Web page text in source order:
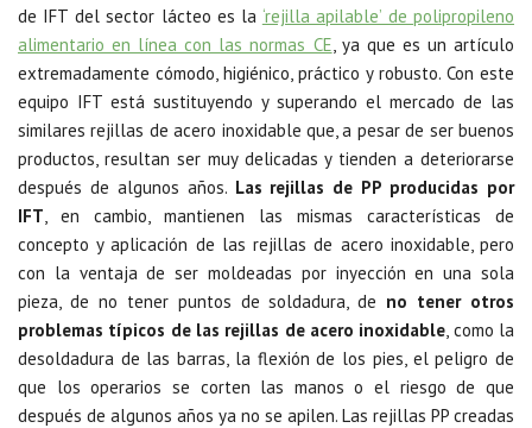
de IFT del sector lácteo es la ‘rejilla apilable’ de polipropileno
alimentario en línea con las normas CE, ya que es un artículo
extremadamente cómodo, higiénico, práctico y robusto. Con este
equipo IFT está sustituyendo y superando el mercado de las
similares rejillas de acero inoxidable que, a pesar de ser buenos
productos, resultan ser muy delicadas y tienden a deteriorarse
después de algunos años. Las rejillas de PP producidas por
IFT, en cambio, mantienen las mismas características de
concepto y aplicación de las rejillas de acero inoxidable, pero
con la ventaja de ser moldeadas por inyección en una sola
pieza, de no tener puntos de soldadura, de no tener otros
problemas típicos de las rejillas de acero inoxidable, como la
desoldadura de las barras, la flexión de los pies, el peligro de
que los operarios se corten las manos o el riesgo de que
después de algunos años ya no se apilen. Las rejillas PP creadas